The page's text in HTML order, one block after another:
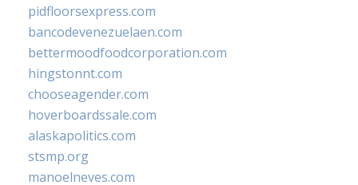
pidfloorsexpress.com
bancodevenezuelaen.com
bettermoodfoodcorporation.com
hingstonnt.com
chooseagender.com
hoverboardssale.com
alaskapolitics.com
stsmp.org
manoelneves.com